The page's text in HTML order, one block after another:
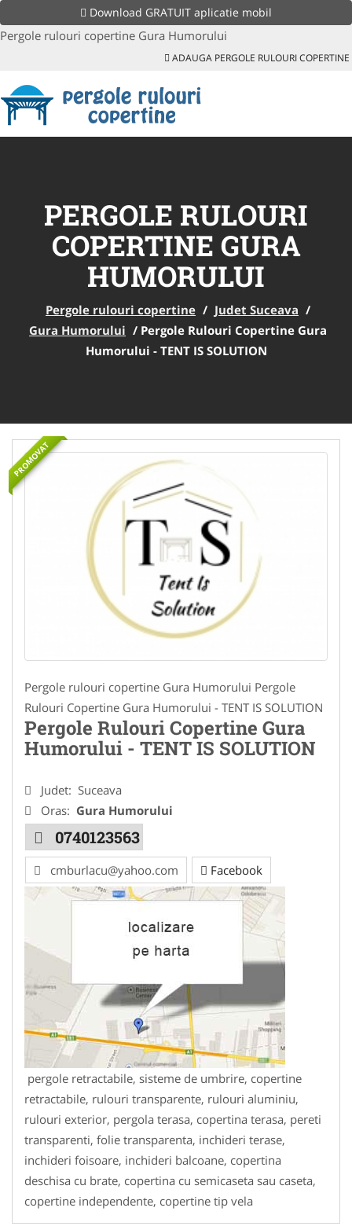
Download GRATUIT aplicatie mobil
Pergole rulouri copertine Gura Humorului
ADAUGA PERGOLE RULOURI COPERTINE
PERGOLE RULOURI
COPERTINE GURA
HUMORULUI
Pergole rulouri copertine / Judet Suceava /
Gura Humorului / Pergole Rulouri Copertine Gura
Humorului - TENT IS SOLUTION
PROMOVAT
Pergole rulouri copertine Gura Humorului Pergole
Rulouri Copertine Gura Humorului - TENT IS SOLUTION
Pergole Rulouri Copertine Gura
Humorului - TENT IS SOLUTION
Judet: Suceava
Oras: Gura Humorului
0740123563
cmburlacu@yahoo.com Facebook
pergole retractabile, sisteme de umbrire, copertine
retractabile, rulouri transparente, rulouri aluminiu,
rulouri exterior, pergola terasa, copertina terasa, pereti
transparenti, folie transparenta, inchideri terase,
inchideri foisoare, inchideri balcoane, copertina
deschisa cu brate, copertina cu semicaseta sau caseta,
copertine independente, copertine tip vela